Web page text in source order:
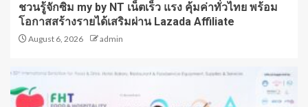
ชวนรู้จักซิม my by NT เน็ตเร็ว แรง คุ้มค่าทั่วไทย พร้อม
โอกาสสร้างรายได้เสริมผ่าน Lazada Affiliate
August 6, 2026 admin